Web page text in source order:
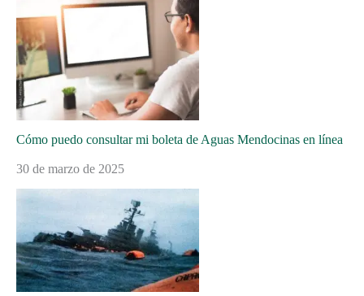
Cómo puedo consultar mi boleta de Aguas Mendocinas en línea
30 de marzo de 2025